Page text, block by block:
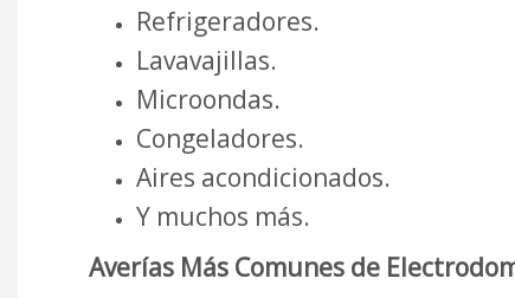
Refrigeradores.
Lavavajillas.
Microondas.
Congeladores.
Aires acondicionados.
Y muchos más.
Averías Más Comunes de